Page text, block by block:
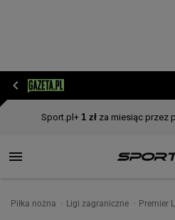
Piłka nożna Ligi zagraniczne Premier